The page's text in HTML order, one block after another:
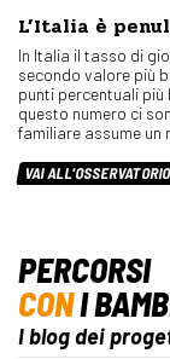
L’Italia è
In Italia il tasso di
secondo valore più
punti percentuali
questo numero ci
familiare assume un
VAI
PERCORSI
CONI
I blog dei